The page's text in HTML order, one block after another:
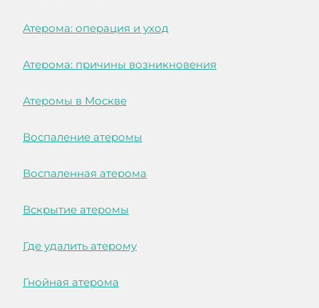
Атерома: операция и уход
Атерома: причины возникновения
Атеромы в Москве
Воспаление атеромы
Воспаленная атерома
Вскрытие атеромы
Где удалить атерому
Гнойная атерома